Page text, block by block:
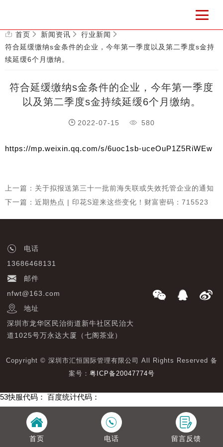
首页 新闻资讯
行业新闻
符合延缓缴纳s金条件的企业，今年第一季度以及第二季度s金持
续延缓6个月缴纳。
符合延缓缴纳s金条件的企业，今年第一季度
以及第二季度s金持续延缓6个月缴纳。
2022-07-15 580
https://mp.weixin.qq.com/s/6uoc1sb-uceOuP1Z5RiWEw
上一篇：关于拟报送第三十一批前海失联或失效托管企业的通知
下一篇：近期热点 | 印花S迎来这些变化！财富密码：715523
电话
13686468131
邮件
nfwt@163.com
地址
深圳市龙华区民治街道新牛社区民治大
道1025号万永达大厦（七阁茶业）
Copyright © 深圳市汇恒国际管理有限公司 All Rights Reserved 备
案号： 粤ICP备20047774号
首页 电话 留言反馈
53快服代码： 百度统计代码：